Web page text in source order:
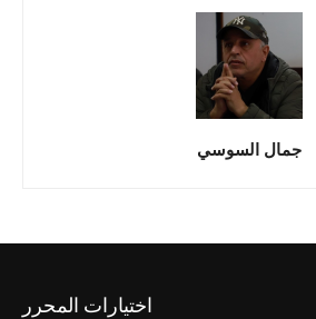
جمال السوسي
اختيارات المحرر